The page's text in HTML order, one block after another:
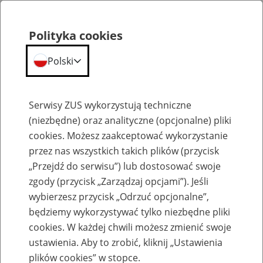
Biogramy
Biogram G. Uścińska Kraków 2019
Polityka cookies
Polski
Serwisy ZUS wykorzystują techniczne
(niezbędne) oraz analityczne (opcjonalne) pliki
cookies. Możesz zaakceptować wykorzystanie
przez nas wszystkich takich plików (przycisk
„Przejdź do serwisu”) lub dostosować swoje
zgody (przycisk „Zarządzaj opcjami”). Jeśli
wybierzesz przycisk „Odrzuć opcjonalne”,
będziemy wykorzystywać tylko niezbędne pliki
cookies. W każdej chwili możesz zmienić swoje
ustawienia. Aby to zrobić, kliknij „Ustawienia
plików cookies” w stopce.